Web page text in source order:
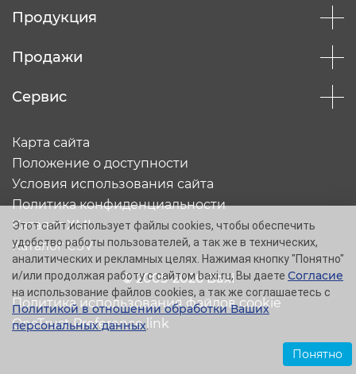
Продукция
Продажи
Сервис
© 2005-2026 Baxi
Карта сайта
Положение о доступности
Условия использования сайта
Политика конфиденциальности
Каталог XML
Каталог CSV
Политика использования файлов cookie
OneTrust Preference link
Этот сайт использует файлы cookies, чтобы обеспечить
удобство работы пользователей, а так же в технических,
аналитических и рекламных целях. Нажимая кнопку "Понятно"
и/или продолжая работу с сайтом baxi.ru, Вы даете Согласие
на использование файлов cookies, а так же соглашаетесь с
Политикой в отношении обработки Ваших
персональных данных.
Понятно